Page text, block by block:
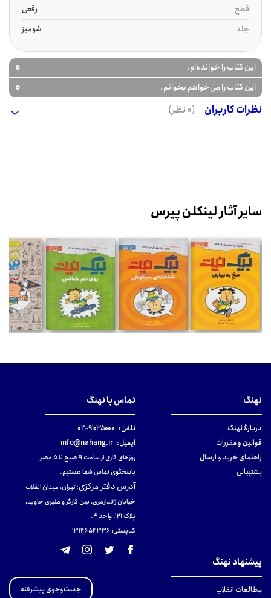
قطع
رقعی
جلد
شومیز
این کتاب را خوانده‌ام. 0
این کتاب را می‌خواهم بخوانم.
0
نظرات کاربران
(0 نظر)
سایر آثار لینکلن پیرس
نهنگ
دربارهٔ نهنگ
قوانین و مقررات
راهنمای خرید و ارسال
پشتیبانی
تماس با نهنگ
تلفن: ۹۱۰۳۵۰۰۰-۰۲۱
ایمیل: info@nahang.ir
روزهای کاری از ساعت ۹ صبح تا ۵ عصر
پاسخگوی تماس شما هستیم.
آدرس دفتر مرکزی:تهران، میدان انقلاب
خیابان ژاندارمری، بین کارگر و منیری جاوید،
پلاک 121، واحد ۴.
کدپستی: 131465433۶
پیشنهاد نهنگ
مطالعات انقلاب
جست‌وجوی پیشرفته